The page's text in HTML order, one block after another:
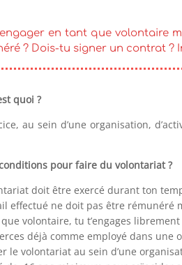
en tant que volontaire
? Dois-tu signer un contrat
quoi ?
au sein d’une organisation,
pour faire du volontariat ?
doit être exercé durant ton
effectué ne doit pas être rémunéré
volontaire, tu t’engages
déjà comme employé dans
le volontariat au sein d’une